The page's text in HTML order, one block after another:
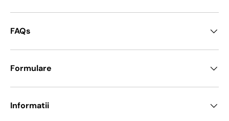
FAQs
Formulare
Informatii